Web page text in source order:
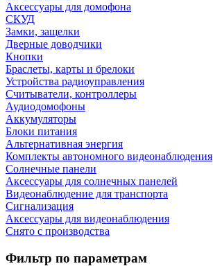
Аксессуары для домофона
СКУД
Замки, защелки
Дверные доводчики
Кнопки
Браслеты, карты и брелоки
Устройства радиоуправления
Считыватели, контроллеры
Аудиодомофоны
Аккумуляторы
Блоки питания
Альтернативная энергия
Комплекты автономного видеонаблюдения
Солнечные панели
Аксессуары для солнечных панелей
Видеонаблюдение для транспорта
Сигнализация
Аксессуары для видеонаблюдения
Снято с производства
Фильтр по параметрам